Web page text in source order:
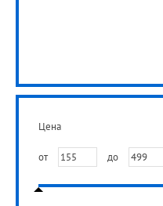
Цена
от до